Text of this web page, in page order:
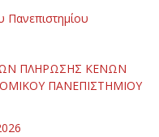
Πανεπιστημίου
ΠΛΗΡΩΣΗΣ ΚΕΝΩΝ
ΠΑΝΕΠΙΣΤΗΜΙΟΥ